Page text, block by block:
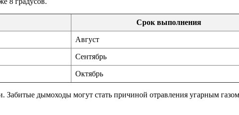
Срок выполнения
Август
Сентябрь
Октябрь
дымоходы могут стать причиной отравления угарным